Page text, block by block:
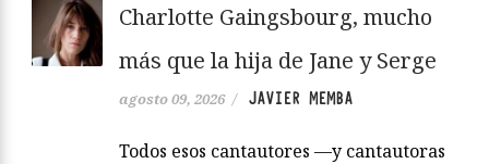
Charlotte Gaingsbourg, mucho
más que la hija de Jane y Serge
agosto 09, 2026 / JAVIER MEMBA
Todos esos cantautores —y cantautoras